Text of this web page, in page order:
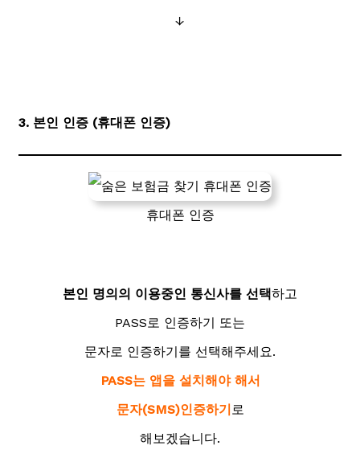
↓
3. 본인 인증 (휴대폰 인증)
휴대폰 인증
본인 명의의 이용중인 통신사를 선택하고
PASS로 인증하기 또는
문자로 인증하기를 선택해주세요.
PASS는 앱을 설치해야 해서
문자(SMS)인증하기 로
해보겠습니다.